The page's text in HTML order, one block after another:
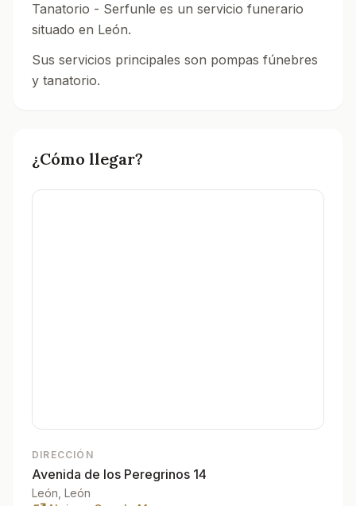
Tanatorio - Serfunle es un servicio funerario
situado en León.
Sus servicios principales son pompas fúnebres
y tanatorio.
¿Cómo llegar?
DIRECCIÓN
Avenida de los Peregrinos 14
León , León